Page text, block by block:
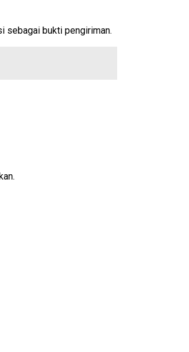
sebagai bukti pengiriman.